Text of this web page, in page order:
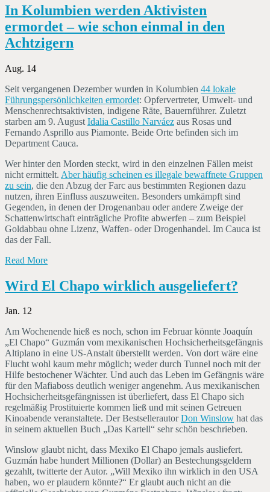
In Kolumbien werden Aktivisten
ermordet – wie schon einmal in den
Achtzigern
Aug. 14
Seit vergangenen Dezember wurden in Kolumbien 44 lokale
Führungspersönlichkeiten ermordet: Opfervertreter, Umwelt- und
Menschenrechtsaktivisten, indigene Räte, Bauernführer. Zuletzt
starben am 9. August Idalia Castillo Narváez aus Rosas und
Fernando Asprillo aus Piamonte. Beide Orte befinden sich im
Department Cauca.
Wer hinter den Morden steckt, wird in den einzelnen Fällen meist
nicht ermittelt. Aber häufig scheinen es illegale bewaffnete Gruppen
zu sein, die den Abzug der Farc aus bestimmten Regionen dazu
nutzen, ihren Einfluss auszuweiten. Besonders umkämpft sind
Gegenden, in denen der Drogenanbau oder andere Zweige der
Schattenwirtschaft einträgliche Profite abwerfen – zum Beispiel
Goldabbau ohne Lizenz, Waffen- oder Drogenhandel. Im Cauca ist
das der Fall.
Read More
Wird El Chapo wirklich ausgeliefert?
Jan. 12
Am Wochenende hieß es noch, schon im Februar könnte Joaquín
„El Chapo“ Guzmán vom mexikanischen Hochsicherheitsgefängnis
Altiplano in eine US-Anstalt überstellt werden. Von dort wäre eine
Flucht wohl kaum mehr möglich; weder durch Tunnel noch mit der
Hilfe bestochener Wächter. Und auch das Leben im Gefängnis wäre
für den Mafiaboss deutlich weniger angenehm. Aus mexikanischen
Hochsicherheitsgefängnissen ist überliefert, dass El Chapo sich
regelmäßig Prostituierte kommen ließ und mit seinen Getreuen
Kinoabende veranstaltete. Der BestsellerautorDon Winslow hat das
in seinem aktuellen Buch „Das Kartell“ sehr schön beschrieben.
Winslow glaubt nicht, dass Mexiko El Chapo jemals ausliefert.
Guzmán habe hundert Millionen (Dollar) an Bestechungsgeldern
gezahlt, twitterte der Autor. „Will Mexiko ihn wirklich in den USA
haben, wo er plaudern könnte?“ Er glaubt auch nicht an die